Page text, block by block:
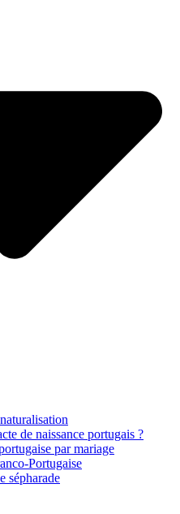
de naissance portugais ?
par mariage
Portugaise
sépharade